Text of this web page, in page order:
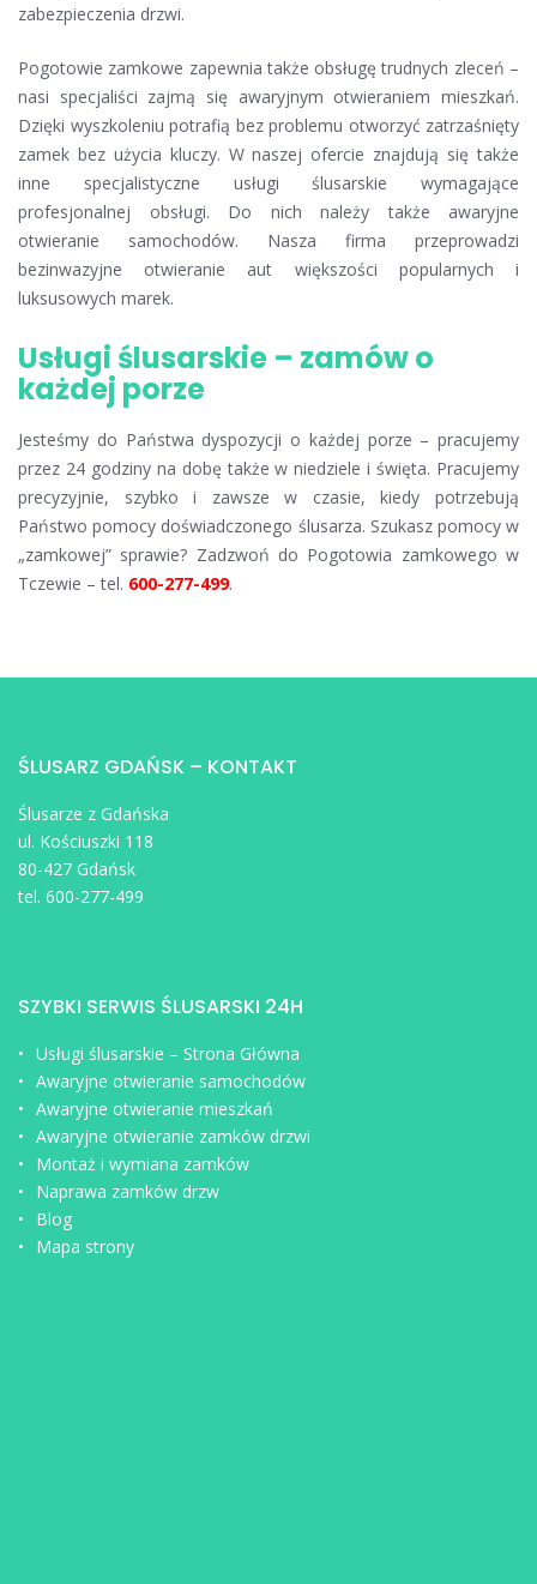
zabezpieczenia drzwi.
Pogotowie zamkowe zapewnia także obsługę trudnych zleceń –
nasi specjaliści zajmą się awaryjnym otwieraniem mieszkań.
Dzięki wyszkoleniu potrafią bez problemu otworzyć zatrzaśnięty
zamek bez użycia kluczy. W naszej ofercie znajdują się także
inne specjalistyczne usługi ślusarskie wymagające
profesjonalnej obsługi. Do nich należy także awaryjne
otwieranie samochodów. Nasza firma przeprowadzi
bezinwazyjne otwieranie aut większości popularnych i
luksusowych marek.
Usługi ślusarskie – zamów o
każdej porze
Jesteśmy do Państwa dyspozycji o każdej porze – pracujemy
przez 24 godziny na dobę także w niedziele i święta. Pracujemy
precyzyjnie, szybko i zawsze w czasie, kiedy potrzebują
Państwo pomocy doświadczonego ślusarza. Szukasz pomocy w
„zamkowej” sprawie? Zadzwoń do Pogotowia zamkowego w
Tczewie – tel. 600-277-499.
ŚLUSARZ GDAŃSK – KONTAKT
Ślusarze z Gdańska
ul. Kościuszki 118
80-427 Gdańsk
tel. 600-277-499
SZYBKI SERWIS ŚLUSARSKI 24H
Usługi ślusarskie – Strona Główna
Awaryjne otwieranie samochodów
Awaryjne otwieranie mieszkań
Awaryjne otwieranie zamków drzwi
Montaż i wymiana zamków
Naprawa zamków drzw
Blog
Mapa strony